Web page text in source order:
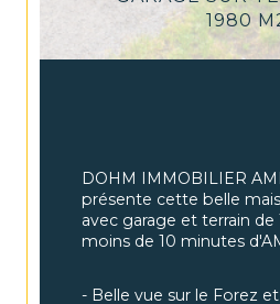
1980
DOHM IMMOBILIER
présente cette belle
avec garage et terrain de
moins de 10 minutes
- Belle vue sur le Forez